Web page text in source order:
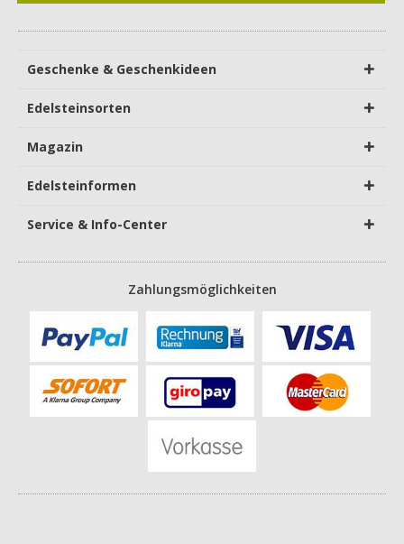
Geschenke & Geschenkideen
Edelsteinsorten
Magazin
Edelsteinformen
Service & Info-Center
Zahlungsmöglichkeiten